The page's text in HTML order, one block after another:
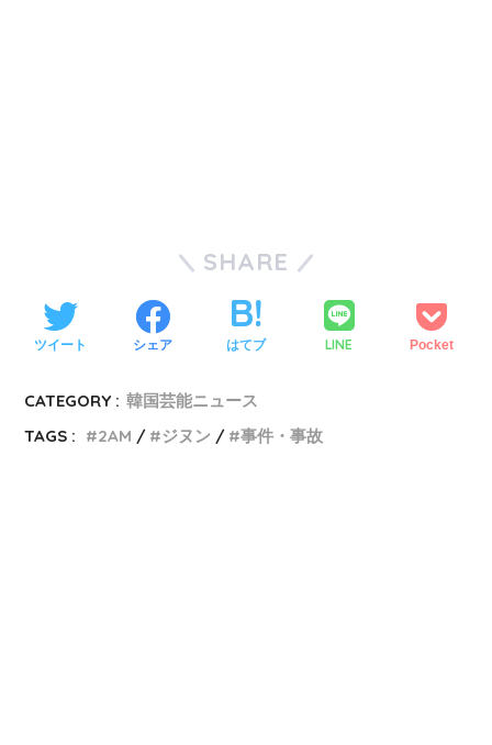
SHARE
ツイート シェア はてブ LINE Pocket
CATEGORY : 韓国芸能ニュース
TAGS :
2AM ジヌン 事件・事故